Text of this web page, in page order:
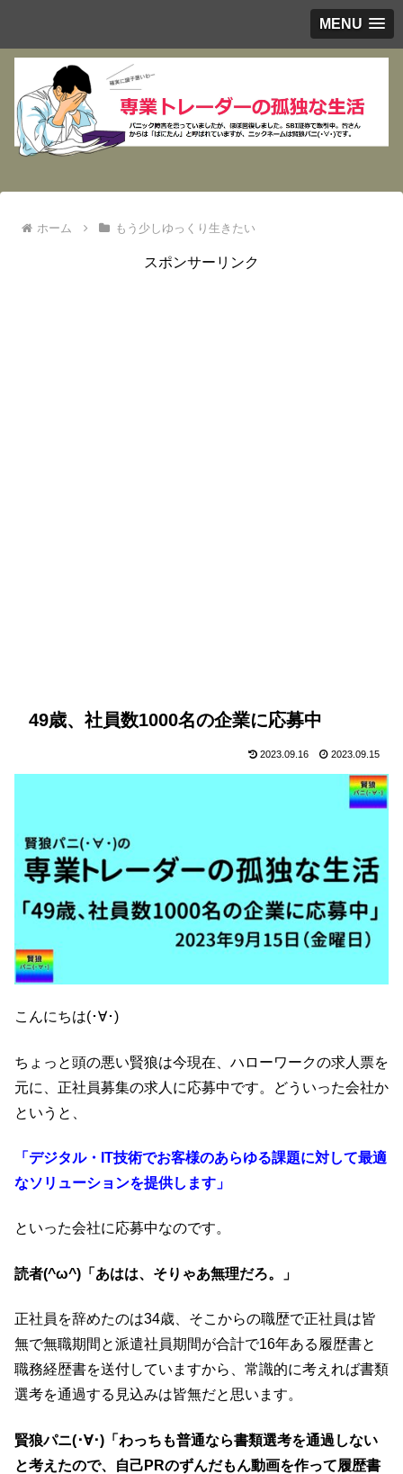
MENU
ホーム もう少しゆっくり生きたい
スポンサーリンク
49歳、社員数1000名の企業に応募中
2023.09.16 2023.09.15
こんにちは(･∀･)
ちょっと頭の悪い賢狼は今現在、ハローワークの求人票を
元に、正社員募集の求人に応募中です。どういった会社か
というと、
「デジタル・IT技術でお客様のあらゆる課題に対して最適
なソリューションを提供します」
といった会社に応募中なのです。
読者(^ω^)「あはは、そりゃあ無理だろ。」
正社員を辞めたのは34歳、そこからの職歴で正社員は皆
無で無職期間と派遣社員期間が合計で16年ある履歴書と
職務経歴書を送付していますから、常識的に考えれば書類
選考を通過する見込みは皆無だと思います。
賢狼パニ(･∀･)「わっちも普通なら書類選考を通過しない
と考えたので、自己PRのずんだもん動画を作って履歴書